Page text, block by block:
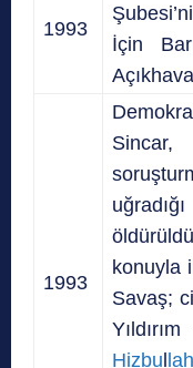
1993
İçin
1993
konuyla
Savaş;
Hizbullah